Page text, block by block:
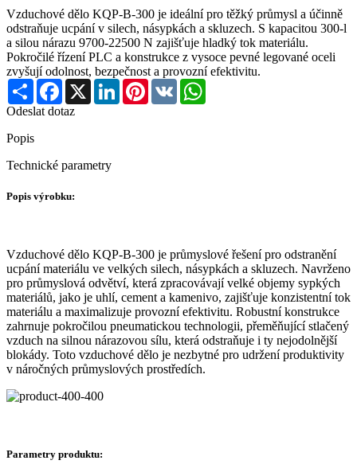
Vzduchové dělo KQP-B-300 je ideální pro těžký průmysl a účinně
odstraňuje ucpání v silech, násypkách a skluzech. S kapacitou 300-l
a silou nárazu 9700-22500 N zajišťuje hladký tok materiálu.
Pokročilé řízení PLC a konstrukce z vysoce pevné legované oceli
zvyšují odolnost, bezpečnost a provozní efektivitu.
Share Facebook
X LinkedInPinterest
VK
Odeslat dotaz
Popis
Technické parametry
Popis výrobku:
Vzduchové dělo KQP-B-300 je průmyslové řešení pro odstranění
ucpání materiálu ve velkých silech, násypkách a skluzech. Navrženo
pro průmyslová odvětví, která zpracovávají velké objemy sypkých
materiálů, jako je uhlí, cement a kamenivo, zajišťuje konzistentní tok
materiálu a maximalizuje provozní efektivitu. Robustní konstrukce
zahrnuje pokročilou pneumatickou technologii, přeměňující stlačený
vzduch na silnou nárazovou sílu, která odstraňuje i ty nejodolnější
blokády. Toto vzduchové dělo je nezbytné pro udržení produktivity
v náročných průmyslových prostředích.
Parametry produktu: